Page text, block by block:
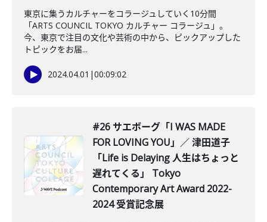
東京に集うカルチャーをコラージュしていく10分間
「ARTS COUNCIL TOKYO カルチャー コラージュ」。
今、東京で注目の文化や芸術の中から、ピックアップした
トピックをお届...
2024.04.01 |00:09:02
#26 サエボーグ「I WAS MADE
FOR LOVING YOU」／ 津田道子
「Life is Delaying 人生はちょっと
遅れてくる」 Tokyo
Contemporary Art Award 2022-
2024 受賞記念展